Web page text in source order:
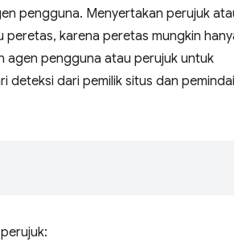
pengguna. Menyertakan perujuk
karena peretas mungkin
agen pengguna atau perujuk untuk
deteksi dari pemilik situs dan pemindai